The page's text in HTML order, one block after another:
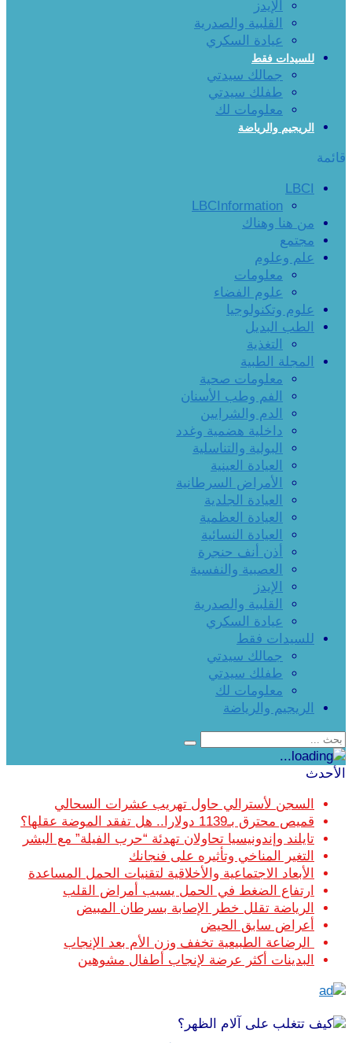
الإيدز
القلبية والصدرية
عيادة السكري
للسيدات فقط
جمالك سيدتي
طفلك سيدتي
معلومات لك
الريجيم والرياضة
قائمة
LBCI
LBCInformation
من هنا وهناك
مجتمع
علم وعلوم
معلومات
علوم الفضاء
علوم وتكنولوجيا
الطب البديل
التغذية
المجلة الطبية
معلومات صحية
الفم وطب الأسنان
الدم والشرايين
داخلية هضمية وغدد
البولية والتناسلية
العيادة العينية
الأمراض السرطانية
العيادة الجلدية
العيادة العظمية
العيادة النسائية
أذن أنف حنجرة
العصبية والنفسية
الإيدز
القلبية والصدرية
عيادة السكري
للسيدات فقط
جمالك سيدتي
طفلك سيدتي
معلومات لك
الريجيم والرياضة
الأحدث
السجن لأسترالي حاول تهريب عشرات السحالي
قميص محترق بـ1139 دولارا.. هل تفقد الموضة عقلها؟
تايلند وإندونيسيا تحاولان تهدئة “حرب الفيلة” مع البشر
التغير المناخي وتأثيره على فنجانك
الأبعاد الاجتماعية والأخلاقية لتقنيات الحمل المساعدة
ارتفاع الضغط في الحمل يسبب أمراض القلب
الرياضة تقلل خطر الإصابة بسرطان المبيض
أعراض سابق الحيض
الرضاعة الطبيعية تخفف وزن الأم بعد الإنجاب
البدينات أكثر عرضة لإنجاب أطفال مشوهين